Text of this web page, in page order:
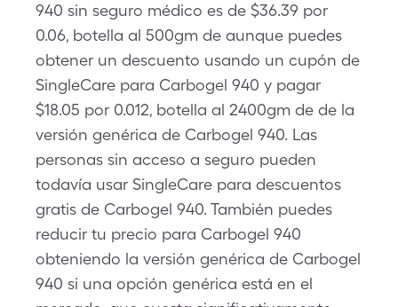
940 sin seguro médico es de $36.39 por
0.06, botella al 500gm de aunque puedes
obtener un descuento usando un cupón de
SingleCare para Carbogel 940 y pagar
$18.05 por 0.012, botella al 2400gm de de la
versión genérica de Carbogel 940. Las
personas sin acceso a seguro pueden
todavía usar SingleCare para descuentos
gratis de Carbogel 940. También puedes
reducir tu precio para Carbogel 940
obteniendo la versión genérica de Carbogel
940 si una opción genérica está en el